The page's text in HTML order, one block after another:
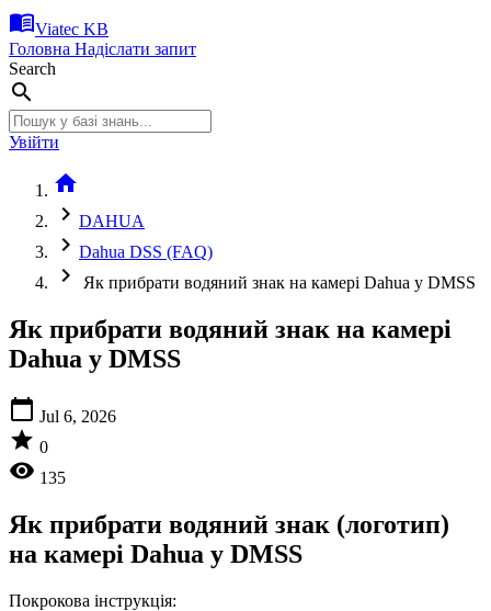
menu_bookViatec KB
Головна Надіслати запит
Search
search
Увійти
home
chevron_right DAHUA
chevron_right Dahua DSS (FAQ)
chevron_right Як прибрати водяний знак на камері Dahua у DMSS
Як прибрати водяний знак на камері
Dahua у DMSS
calendar_today Jul 6, 2026
star 0
visibility 135
Як прибрати водяний знак (логотип)
на камері Dahua у DMSS
Покрокова інструкція: